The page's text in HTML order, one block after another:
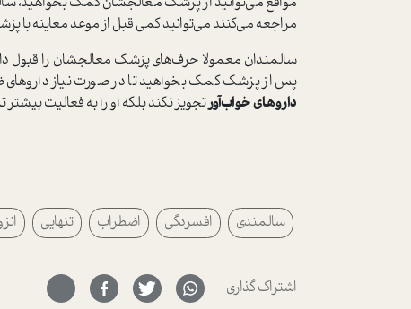
مراجعه می‌کنند می‌توانید کمی قبل از موعد معاینه با
سالمندان معمولا حرف‌های پزشک معالجشان را قبول
پس از پزشک کمک بخواهید تا در صورت نیاز داروهای
داروهای خواب‌آورتجویز نکند بلکه او را به فعالیت بیشتر
سالمندی افسردگی اضطراب تنهایی
اشتراک گذاری